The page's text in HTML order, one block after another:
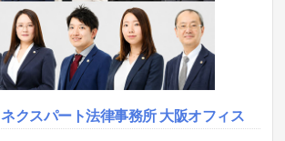
ネクスパート法律事務所 大阪オフィス